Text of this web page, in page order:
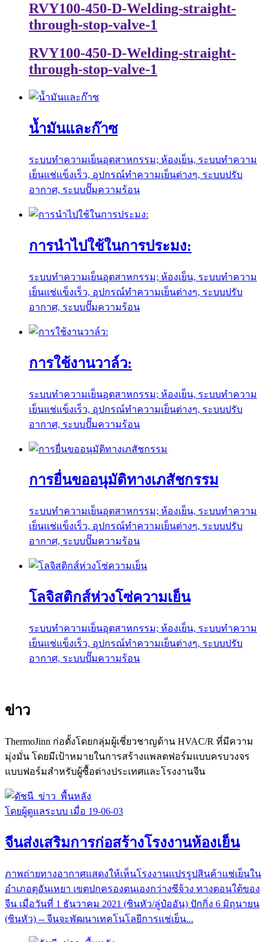
RVY100-450-D-Welding-straight-
through-stop-valve-1
RVY100-450-D-Welding-straight-
through-stop-valve-1
น้ำมันและก๊าซ
ระบบทำความเย็นอุตสาหกรรม; ห้องเย็น, ระบบทำความ
เย็นแช่แข็งเร็ว, อุปกรณ์ทำความเย็นต่างๆ, ระบบปรับ
อากาศ, ระบบปั๊มความร้อน
การนำไปใช้ในการประมง:
ระบบทำความเย็นอุตสาหกรรม; ห้องเย็น, ระบบทำความ
เย็นแช่แข็งเร็ว, อุปกรณ์ทำความเย็นต่างๆ, ระบบปรับ
อากาศ, ระบบปั๊มความร้อน
การใช้งานวาล์ว:
ระบบทำความเย็นอุตสาหกรรม; ห้องเย็น, ระบบทำความ
เย็นแช่แข็งเร็ว, อุปกรณ์ทำความเย็นต่างๆ, ระบบปรับ
อากาศ, ระบบปั๊มความร้อน
การยื่นขออนุมัติทางเภสัชกรรม
ระบบทำความเย็นอุตสาหกรรม; ห้องเย็น, ระบบทำความ
เย็นแช่แข็งเร็ว, อุปกรณ์ทำความเย็นต่างๆ, ระบบปรับ
อากาศ, ระบบปั๊มความร้อน
โลจิสติกส์ห่วงโซ่ความเย็น
ระบบทำความเย็นอุตสาหกรรม; ห้องเย็น, ระบบทำความ
เย็นแช่แข็งเร็ว, อุปกรณ์ทำความเย็นต่างๆ, ระบบปรับ
อากาศ, ระบบปั๊มความร้อน
ข่าว
ThermoJinn ก่อตั้งโดยกลุ่มผู้เชี่ยวชาญด้าน HVAC/R ที่มีความ
มุ่งมั่น โดยมีเป้าหมายในการสร้างแพลตฟอร์มแบบครบวงจร
แบบฟอร์มสำหรับผู้ซื้อต่างประเทศและโรงงานจีน
โดยผู้ดูแลระบบ เมื่อ 19-06-03
จีนส่งเสริมการก่อสร้างโรงงานห้องเย็น
ภาพถ่ายทางอากาศแสดงให้เห็นโรงงานแปรรูปสินค้าแช่เย็นใน
อำเภอตุอันเหยา เขตปกครองตนเองกว่างซีจ้วง ทางตอนใต้ของ
จีน เมื่อวันที่ 1 ธันวาคม 2021 (ซินหัว/ลู่ป๋ออัน) ปักกิ่ง 6 มิถุนายน
(ซินหัว) -- จีนจะพัฒนาเทคโนโลยีการแช่เย็น...